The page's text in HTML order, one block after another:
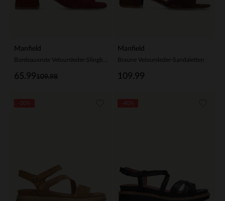
Manfield
109.98
65.99
Manfield
Braune Veloursleder-Sandaletten
109.99